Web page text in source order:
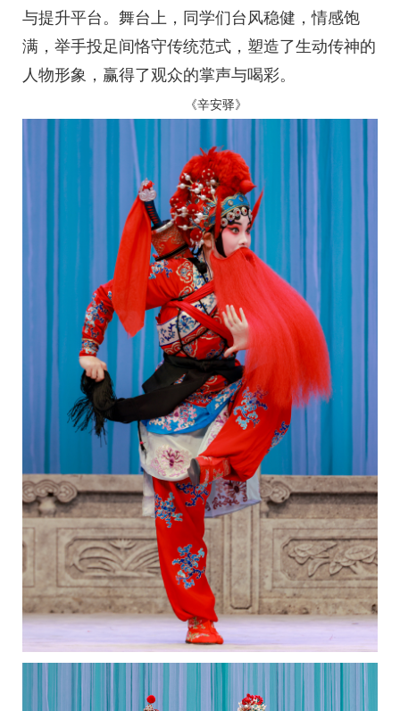
与提升平台。舞台上，同学们台风稳健，情感饱
满，举手投足间恪守传统范式，塑造了生动传神的
人物形象，赢得了观众的掌声与喝彩。
《辛安驿》